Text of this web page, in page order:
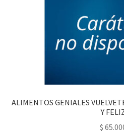
ALIMENTOS GENIALES
Y
$